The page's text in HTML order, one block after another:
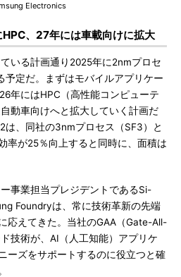
Electronics
、27年には車載向けに拡大
いる計画通り2025年に2nmプロセ
予定だ。まずはモバイルアプリケー
年にはHPC（高性能コンピューテ
動車向けへと拡大していく計画だ
は、同社の3nmプロセス（SF3）と
率が25％向上すると同時に、面積は
事業担当プレジデントであるSi-
Foundryは、常に技術革新の先端
応えてきた。当社のGAA（Gate-All-
技術が、AI（人工知能）アプリケ
ーズをサポートするのに役立つと確